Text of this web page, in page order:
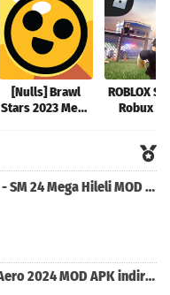
[Nulls] Brawl
Stars 2023 Mega
ROBLOX
Robux
Soccer Manager 2024 - SM 24 Mega Hileli MOD APK indir [v3.0.0]
WhatsApp Aero - Wp Aero 2024 MOD APK indir [v10.0.2]